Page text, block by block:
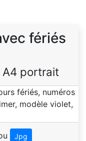
fériés
A4 portrait
Jpg